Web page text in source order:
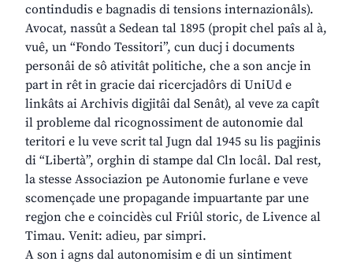
contindudis e bagnadis di tensions internazionâls).
Avocat, nassût a Sedean tal 1895 (propit chel paîs al à,
vuê, un “Fondo Tessitori”, cun ducj i documents
personâi de sô ativitât politiche, che a son ancje in
part in rêt in gracie dai ricercjadôrs di UniUd e
linkâts ai Archivis digjitâi dal Senât), al veve za capît
il probleme dal ricognossiment de autonomie dal
teritori e lu veve scrit tal Jugn dal 1945 su lis pagjinis
di “Libertà”, orghin di stampe dal Cln locâl. Dal rest,
la stesse Associazion pe Autonomie furlane e veve
scomençade une propagande impuartante par une
regjon che e coincidès cul Friûl storic, de Livence al
Timau. Venit: adieu, par simpri.
A son i agns dal autonomisim e di un sintiment